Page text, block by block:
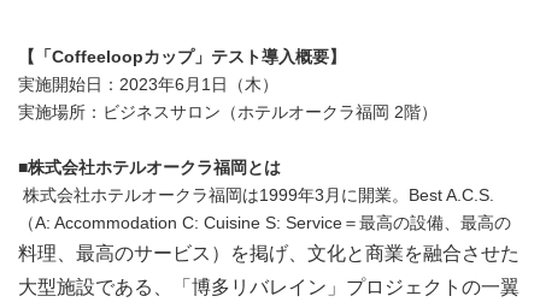
【「 Coffeeloopカップ」テスト導入概要】
実施開始日：2023年6月1日（木）
実施場所：ビジネスサロン（ホテルオークラ福岡 2階）
■株式会社ホテルオークラ福岡 とは
株式会社ホテルオークラ福岡は1999年3月に開業。Best A.C.S.
（A: Accommodation C: Cuisine S: Service＝最高の設備、最高の
料理、最高のサービス）を掲げ、文化と商業を融合させた
大型施設である、「博多リバレイン」プロジェクトの一翼